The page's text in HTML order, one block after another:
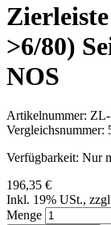
>6/80)
NOS
Artikelnummer:
Vergleichsnummer:
Verfügbarkeit: Nur
196,35 €
Inkl. 19% USt.,
Menge